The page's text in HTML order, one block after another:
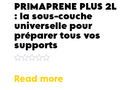
PRIMAPRENE PLUS 2L
: la sous-couche
universelle pour
préparer tous vos
supports
0
out
Read more